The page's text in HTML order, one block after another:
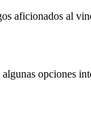
aficionados al
opciones